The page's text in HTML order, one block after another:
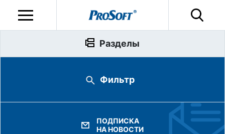
Разделы
Фильтр
ПОДПИСКА
НА НОВОСТИ